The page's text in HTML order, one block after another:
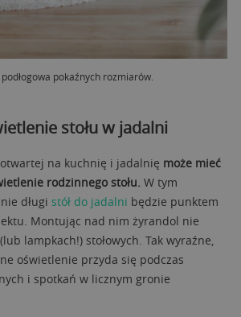
pokaźnych rozmiarów.
stołu w jadalni
na kuchnię i jadalnię może mieć
rodzinnego stołu. W tym
długi stół do jadalni będzie punktem
Montując nad nim żyrandol nie
lampkach!) stołowych. Tak wyraźne,
oświetlenie przyda się podczas
i spotkań w licznym gronie